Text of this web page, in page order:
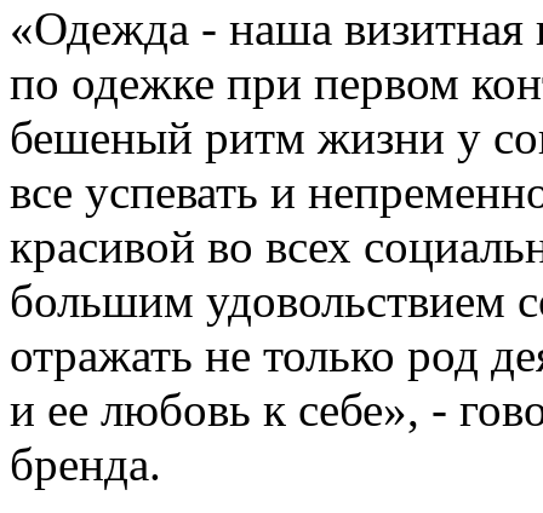
«Одежда - наша визитная
по одежке при первом
бешеный ритм жизни у
все успевать и
красивой во всех
большим удовольствием
отражать не только род
и ее любовь к себе», -
бренда.